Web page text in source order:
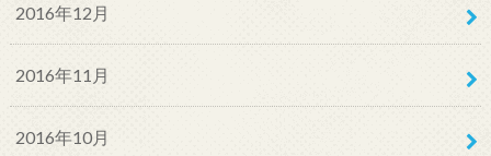
2016年12月
2016年11月
2016年10月